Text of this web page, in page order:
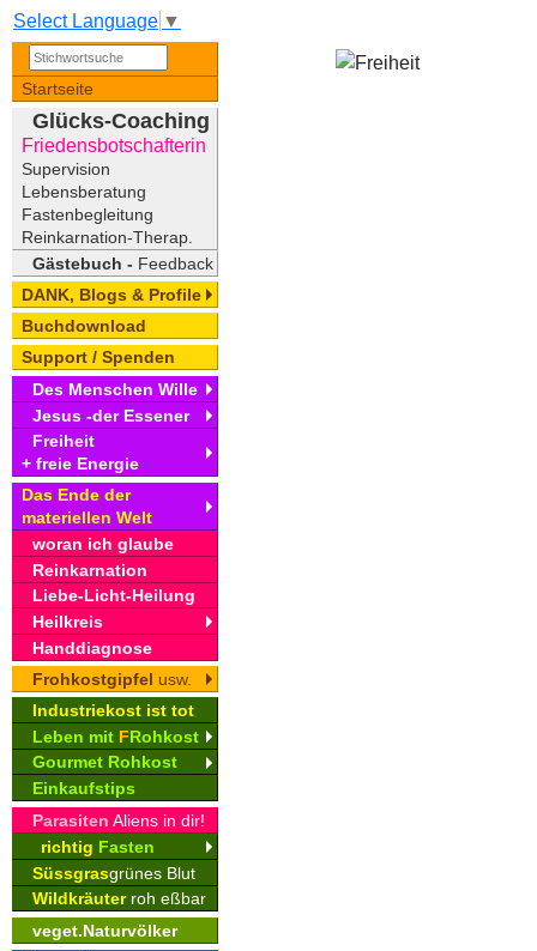
Select Language ▼
Startseite
Glücks-Coaching
Friedensbotschafterin
Supervision
Lebensberatung
Fastenbegleitung
Reinkarnation-Therap.
Gästebuch - Feedback
DANK, Blogs & Profile
Buchdownload
Support / Spenden
Des Menschen Wille
Jesus -der Essener
Freiheit
+ freie Energie
Das Ende der
materiellen Welt
woran ich glaube
Reinkarnation
Liebe-Licht-Heilung
Heilkreis
Handdiagnose
Frohkostgipfel usw.
Industriekost ist tot
Leben mit FRohkost
Gourmet Rohkost
Einkaufstips
Parasiten Aliens in dir!
richtig Fasten
Süssgrasgrünes Blut
Wildkräuterroh eßbar
veget.Naturvölker